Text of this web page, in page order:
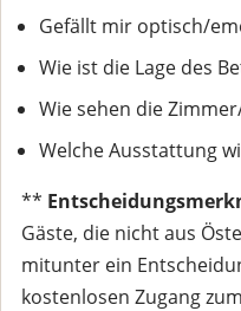
Gefällt mir optisch/
Wie ist die Lage des
Wie sehen die
Welche Ausstattung
**
Gäste, die nicht aus
mitunter ein
kostenlosen Zugang